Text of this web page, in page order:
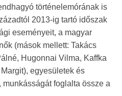
történelemórának is
2013-ig tartó időszak
eseményeit, a magyar
(mások mellett: Takács
Hugonnai Vilma, Kaffka
egyesületek és
foglalta össze a